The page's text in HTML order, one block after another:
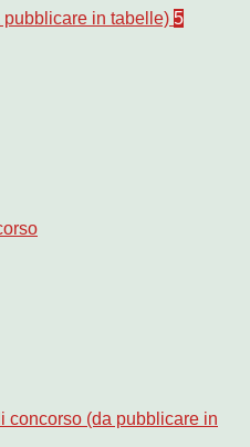
pubblicare in tabelle) 5
concorso (da pubblicare in